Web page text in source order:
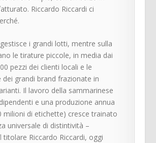
Riccardo Riccardi ci
i grandi lotti, mentre sulla
le tirature piccole, in media dai
pezzi dei clienti locali e le
dei grandi brand frazionate in
Il lavoro della sammarinese
e una produzione annua
milioni di etichette) cresce trainato
universale di distintività –
titolare Riccardo Riccardi, oggi